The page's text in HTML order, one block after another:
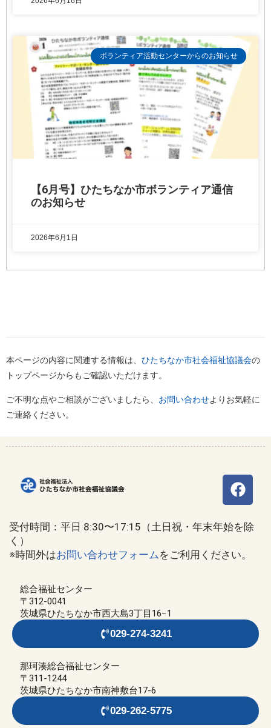
ボランティア活動センターからのお知らせ
【6月号】ひたちなか市ボランティア通信
のお知らせ
2026年6月1日
本ページの内容に関連する情報は、 ひたちなか市社会福祉協議会の
トップページからもご確認いただけます。
ご不明な点やご相談がございましたら、 お問い合わせよりお気軽に
ご連絡ください。
受付時間：平日 8:30〜17:15（土日祝・年末年始を除
く）
※時間外はお問い合わせフォーム をご利用ください。
総合福祉センター
〒312-0041
茨城県ひたちなか市西大島3丁目16−1
029-274-3241
那珂湊総合福祉センター
〒311-1244
茨城県ひたちなか市南神敷台17-6
029-262-5775